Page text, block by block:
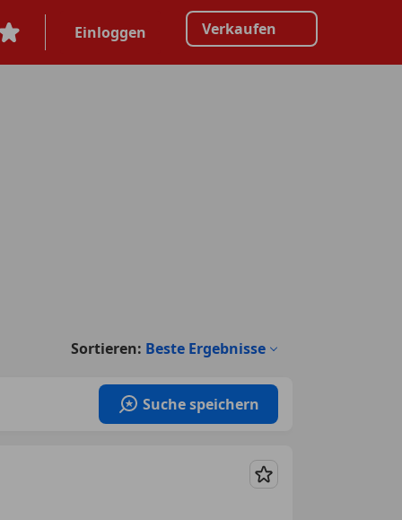
Einloggen Verkaufen
Sortieren: Beste Ergebnisse
Suche speichern
Merken